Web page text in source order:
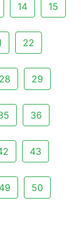
14 15
22
28 29
36
43
49 50